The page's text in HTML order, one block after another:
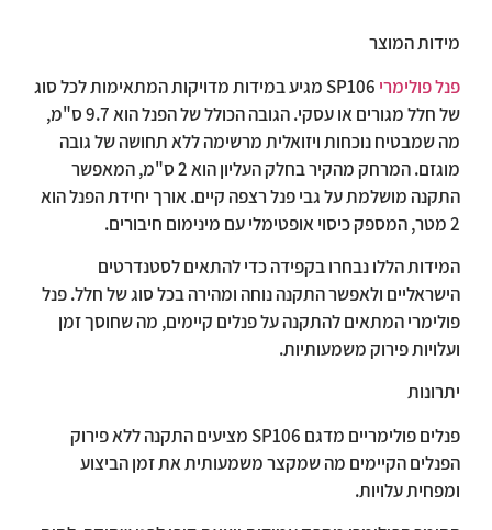
מידות המוצר
פנל פולימרי
SP106 מגיע במידות מדויקות המתאימות לכל סוג
של חלל מגורים או עסקי. הגובה הכולל של הפנל הוא 9.7 ס"מ,
מה שמבטיח נוכחות ויזואלית מרשימה ללא תחושה של גובה
מוגזם. המרחק מהקיר בחלק העליון הוא 2 ס"מ, המאפשר
התקנה מושלמת על גבי פנל רצפה קיים. אורך יחידת הפנל הוא
2 מטר, המספק כיסוי אופטימלי עם מינימום חיבורים.
המידות הללו נבחרו בקפידה כדי להתאים לסטנדרטים
הישראליים ולאפשר התקנה נוחה ומהירה בכל סוג של חלל. פנל
פולימרי המתאים להתקנה על פנלים קיימים, מה שחוסך זמן
ועלויות פירוק משמעותיות.
יתרונות
פנלים פולימריים מדגם SP106 מציעים התקנה ללא פירוק
הפנלים הקיימים מה שמקצר משמעותית את זמן הביצוע
ומפחית עלויות.